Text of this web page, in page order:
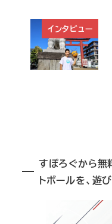
インタビュー
すぽろぐから無
トボールを、遊